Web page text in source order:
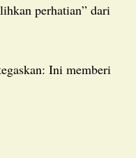
perhatian” dari